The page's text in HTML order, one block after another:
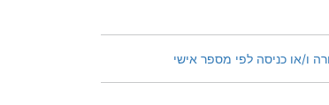
ו/או כניסה לפי מספר אישי